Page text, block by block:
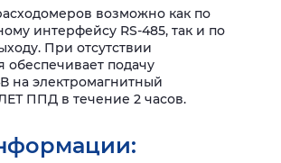
возможно как по
интерфейсу RS-485, так и по
При отсутствии
обеспечивает подачу
на электромагнитный
ППД в течение 2 часов.